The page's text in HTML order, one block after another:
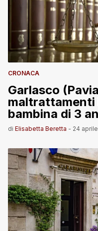
CRONACA
Garlasco
maltrattamenti
bambina di 3
di Elisabetta Beretta - 24